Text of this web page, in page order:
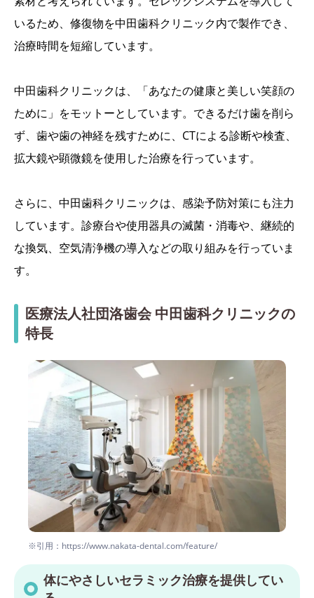
いるため、修復物を中田歯科クリニック内で製作でき、
治療時間を短縮しています。
中田歯科クリニックは、「あなたの健康と美しい笑顔の
ために」をモットーとしています。できるだけ歯を削ら
ず、歯や歯の神経を残すために、CTによる診断や検査、
拡大鏡や顕微鏡を使用した治療を行っています。
さらに、中田歯科クリニックは、感染予防対策にも注力
しています。診療台や使用器具の滅菌・消毒や、継続的
な換気、空気清浄機の導入などの取り組みを行っていま
す。
医療法人社団洛歯会 中田歯科クリニックの
特長
※引用：https://www.nakata-dental.com/feature/
体にやさしいセラミック治療を提供してい